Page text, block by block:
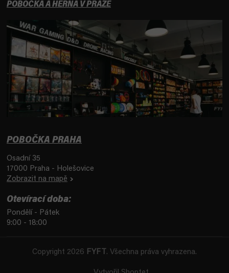
POBOČKA A HERNA V PRAZE
POBOČKA PRAHA
Osadní 35
17000 Praha - Holešovice
Zobrazit na mapě
Otevírací doba:
Pondělí - Pátek
9:00 - 18:00
Copyright 2026 FYFT . Všechna práva vyhrazena.